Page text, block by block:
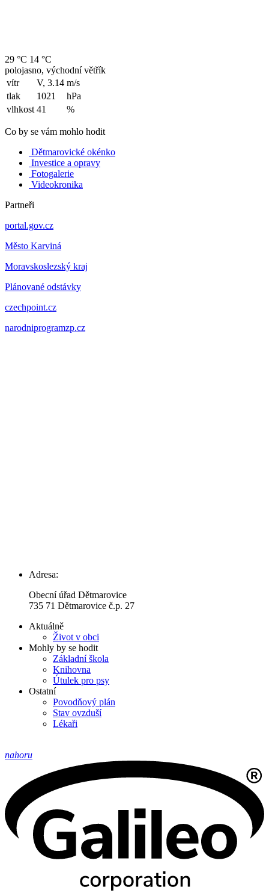
29 °C 14 °C
polojasno, východní větřík
vítr
V, 3.14 m/s
tlak
1021
hPa
vlhkost 41 %
Co by se vám mohlo hodit
Dětmarovické okénko
Investice a opravy
Fotogalerie
Videokronika
Partneři
portal.gov.cz
Město Karviná
Moravskoslezský kraj
Plánované odstávky
czechpoint.cz
narodniprogramzp.cz
Adresa:
Obecní úřad Dětmarovice
735 71 Dětmarovice č.p. 27
Aktuálně
Život v obci
Mohly by se hodit
Základní škola
Knihovna
Útulek pro psy
Ostatní
Povodňový plán
Stav ovzduší
Lékaři
nahoru